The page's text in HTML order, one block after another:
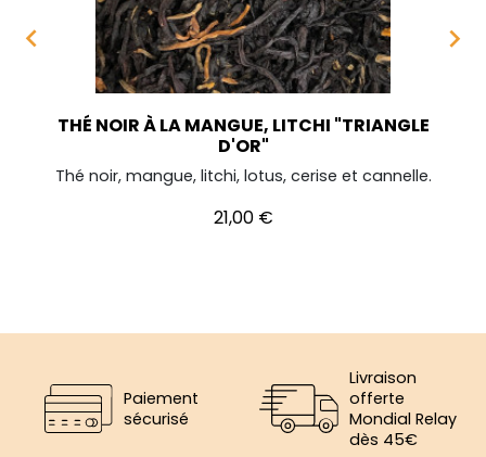

THÉ NOIR À LA MANGUE, LITCHI "TRIANGLE
D'OR"
Thé noir, mangue, litchi, lotus, cerise et cannelle.
Prix
21,00 €

Paiement
sécurisé
Livraison
offerte
Mondial Relay
dès 45€